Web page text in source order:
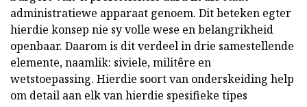
administratiewe apparaat genoem. Dit beteken egter
hierdie konsep nie sy volle wese en belangrikheid
openbaar. Daarom is dit verdeel in drie samestellende
elemente, naamlik: siviele, militêre en
wetstoepassing. Hierdie soort van onderskeiding help
om detail aan elk van hierdie spesifieke tipes